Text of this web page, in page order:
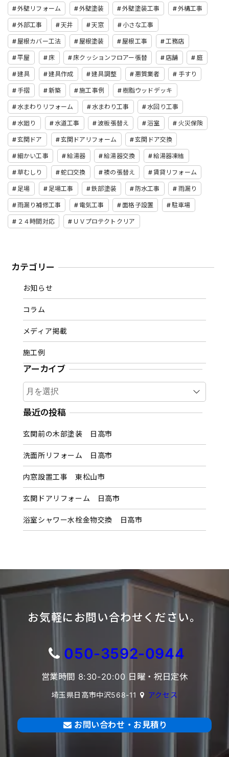
外壁リフォーム 外壁塗装 外壁塗装工事 外構工事
外部工事 天井 天窓 小さな工事
屋根カバー工法 屋根塗装 屋根工事 工務店
平屋 床 床クッションフロアー張替 店舗 庭
建具 建具作成 建具調整 悪質業者 手すり
手摺 新築 施工事例 樹脂ウッドデッキ
水まわりリフォーム 水まわり工事 水回り工事
水廻り 水道工事 波板張替え 浴室 火災保険
玄関ドア 玄関ドアリフォーム 玄関ドア交換
細かい工事 給湯器 給湯器交換 給湯器凍結
草むしり 蛇口交換 襖の張替え 賃貸リフォーム
足場 足場工事 鉄部塗装 防水工事 雨漏り
雨漏り補修工事 電気工事 面格子設置 駐車場
２４時間対応 ＵＶプロテクトクリア
カテゴリー
お知らせ
コラム
メディア掲載
施工例
アーカイブ
ア
ー
カ
ブ
最近の投稿
玄関前の木部塗装 日高市
洗面所リフォーム 日高市
内窓設置工事 東松山市
玄関ドアリフォーム 日高市
浴室シャワー水栓金物交換 日高市
お気軽にお問い合わせください。
050-3592-0944
営業時間 8:30-20:00 日曜・祝日定休
埼玉県日高市中沢568-11 アクセス
お問い合わせ・お見積り